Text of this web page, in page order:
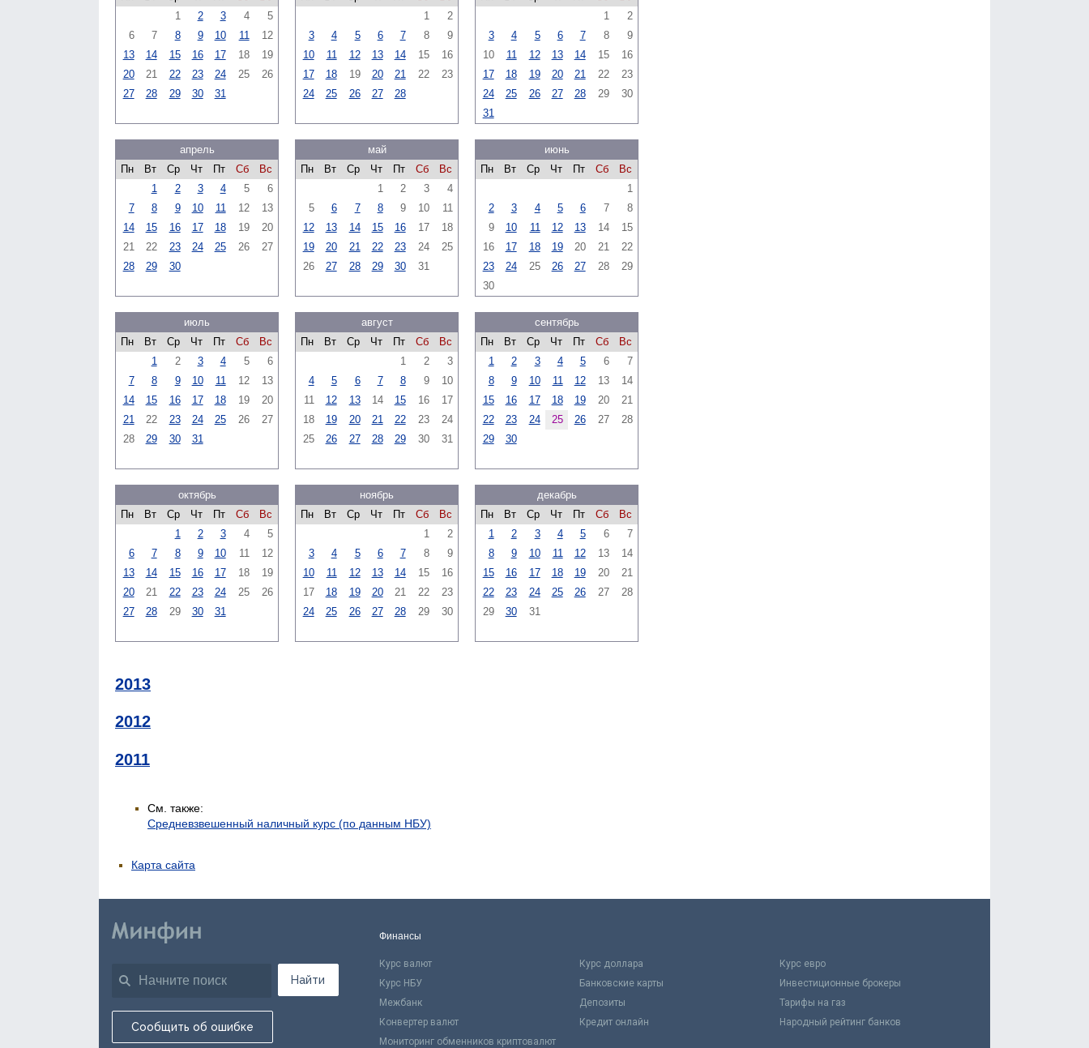
1
2 3 4
5
6
7 8 9 10 11
12
13
14 15 16 17 18
19
20
21 22 23 24 25
26
27
28 29 30 31
1
2
3
4 5 6 7 8
9
10
11 12 13 14 15
16
17
18 19 20 21 22
23
24
25 26 27 28
1
2
3
4 5 6 7 8
9
10
11 12 13 14 15
16
17
18 19 20 21 22
23
24
25 26 27 28 29
30
31
апрель
Пн
Вт Ср Чт Пт Сб
Вс
1
2 3 4 5
6
7
8 9 10 11 12
13
14
15 16 17 18 19
20
21
22 23 24 25 26
27
28
29 30
май
Пн
Вт Ср Чт Пт Сб
Вс
1
2 3
4
5
6 7 8 9 10
11
12
13 14 15 16 17
18
19
20 21 22 23 24
25
26
27 28 29 30 31
июнь
Пн
Вт Ср Чт Пт Сб
Вс
1
2
3 4 5 6 7
8
9
10 11 12 13 14
15
16
17 18 19 20 21
22
23
24 25 26 27 28
29
30
июль
Пн
Вт Ср Чт Пт Сб
Вс
1
2 3 4 5
6
7
8 9 10 11 12
13
14
15 16 17 18 19
20
21
22 23 24 25 26
27
28
29 30 31
август
Пн
Вт Ср Чт Пт Сб
Вс
1
2
3
4
5 6 7 8 9
10
11
12 13 14 15 16
17
18
19 20 21 22 23
24
25
26 27 28 29 30 31
сентябрь
Пн
Вт Ср Чт Пт Сб
Вс
1
2 3 4 5 6
7
8
9 10 11 12 13
14
15
16 17 18 19 20
21
22
23 24 25 26 27
28
29
30
октябрь
Пн
Вт Ср Чт Пт Сб
Вс
1
2 3 4
5
6
7 8 9 10 11
12
13
14 15 16 17 18
19
20
21 22 23 24 25
26
27
28 29 30 31
ноябрь
Пн
Вт Ср Чт Пт Сб
Вс
1
2
3
4 5 6 7 8
9
10
11 12 13 14 15
16
17
18 19 20 21 22
23
24
25 26 27 28 29 30
декабрь
Пн
Вт Ср Чт Пт Сб
Вс
1
2 3 4 5 6
7
8
9 10 11 12 13
14
15
16 17 18 19 20
21
22
23 24 25 26 27
28
29
30 31
2013
2012
2011
См. также:
Средневзвешенный наличный курс (по данным НБУ)
Карта сайта
Найти
Сообщить об ошибке
Финансы
Курс валют Курс доллара
Курс евро
Курс НБУ
Банковские карты
Инвестиционные брокеры
Межбанк
Депозиты
Тарифы на газ
Конвертер валют
Кредит онлайн
Народный рейтинг банков
Мониторинг обменников криптовалют